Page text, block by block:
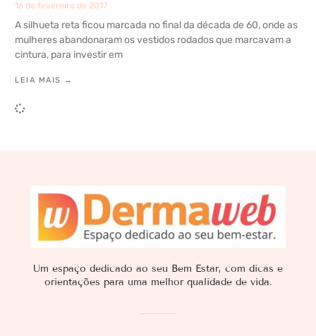
16 de fevereiro de 2017
A silhueta reta ficou marcada no final da década de 60, onde as
mulheres abandonaram os vestidos rodados que marcavam a
cintura, para investir em
LEIA MAIS →
Um espaço dedicado ao seu Bem Estar, com dicas e
orientações para uma melhor qualidade de vida.